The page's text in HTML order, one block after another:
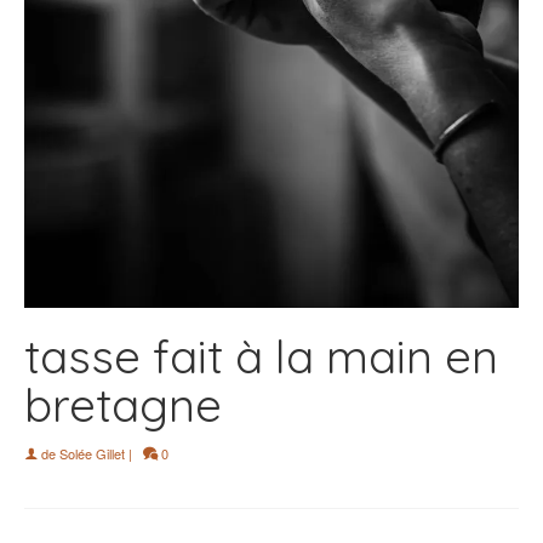
tasse fait à la main en
bretagne
deSolée Gillet | 0